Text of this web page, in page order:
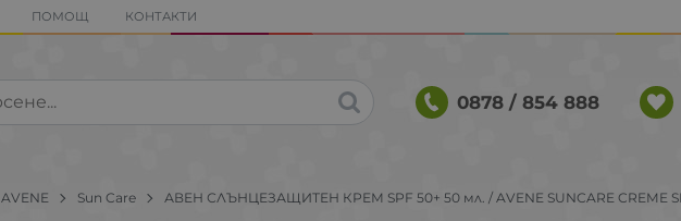
ПОМОЩ КОНТАКТИ
0878 / 854 888
AVENE Sun Care АВЕН СЛЪНЦЕЗАЩИТЕН КРЕМ SPF 50+ 50 мл. / AVENE SUNCARE CREME